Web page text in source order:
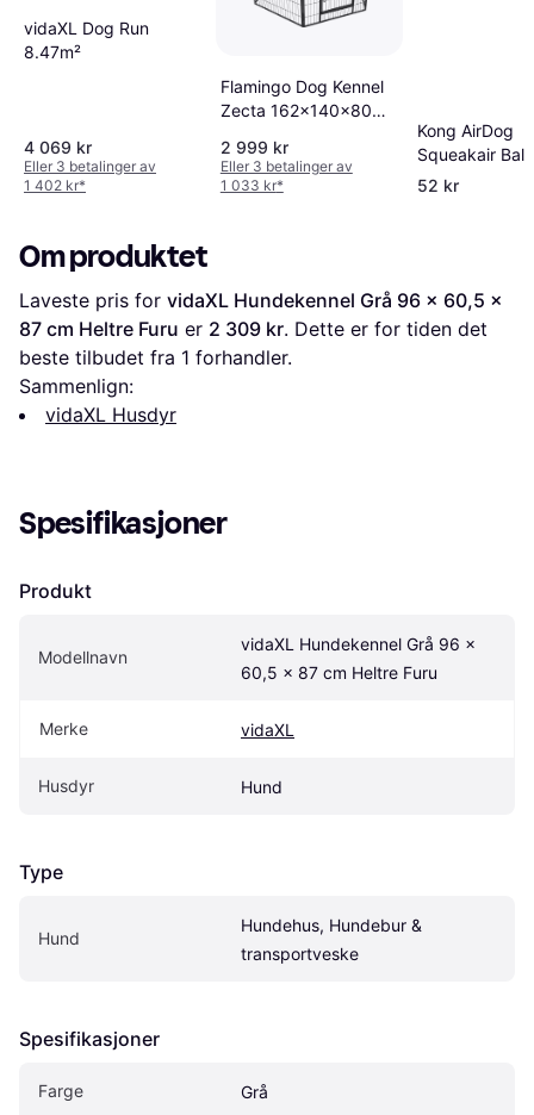
vidaXL Dog Run
8.47m²
4 069 kr
Eller 3 betalinger av
1 402 kr*
Flamingo Dog Kennel
Zecta 162x140x80
2 999 kr
Eller 3 betalinger av
1 033 kr*
Kong AirDog
Squeakair Ball
Rope Medium
52 kr
Om produktet
Laveste pris for vidaXL Hundekennel Grå 96 x 60,5 x
87 cm Heltre Furu er 2 309 kr. Dette er for tiden det
beste tilbudet fra 1 forhandler.
Sammenlign:
vidaXL Husdyr
Spesifikasjoner
Produkt
Modellnavn
vidaXL Hundekennel Grå 96 x
60,5 x 87 cm Heltre Furu
Merke vidaXL
Husdyr Hund
Type
Hund
Hundehus, Hundebur &
transportveske
Spesifikasjoner
Farge Grå